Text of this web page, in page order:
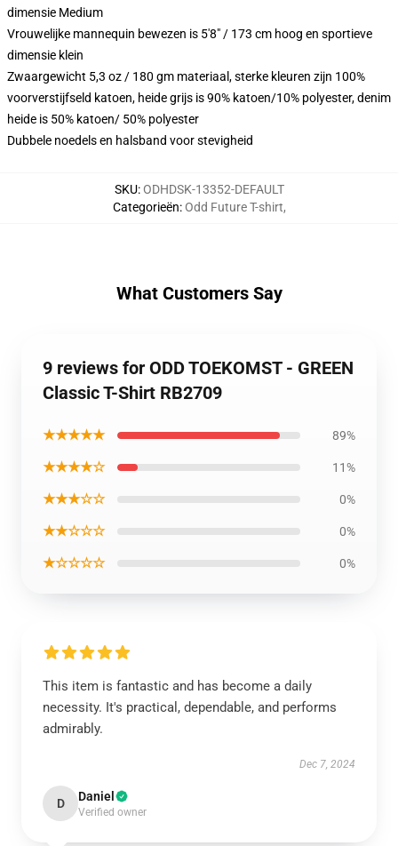
dimensie Medium
Vrouwelijke mannequin bewezen is 5'8" / 173 cm hoog en sportieve
dimensie klein
Zwaargewicht 5,3 oz / 180 gm materiaal, sterke kleuren zijn 100%
voorverstijfseld katoen, heide grijs is 90% katoen/10% polyester, denim
heide is 50% katoen/ 50% polyester
Dubbele noedels en halsband voor stevigheid
SKU:ODHDSK-13352-DEFAULT
Categorieën:Odd Future T-shirt,
What Customers Say
9 reviews for ODD TOEKOMST - GREEN
Classic T-Shirt RB2709
★★★★★ 89%
★★★★☆ 11%
★★★☆☆ 0%
★★☆☆☆ 0%
★☆☆☆☆ 0%
This item is fantastic and has become a daily
necessity. It's practical, dependable, and performs
admirably.
Dec 7, 2024
D Daniel
Verified owner